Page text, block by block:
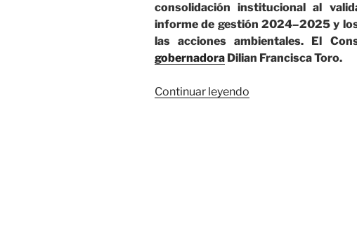
consolidación institucional al
informe de gestión 2024–2025 y
las acciones ambientales. El
gobernadora Dilian Francisca Toro.
Continuar leyendo